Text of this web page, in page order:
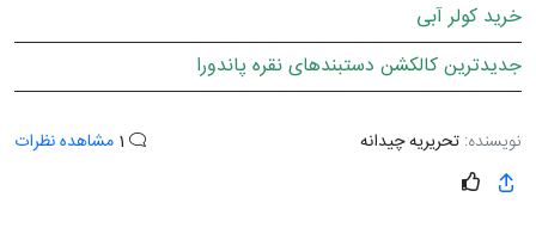
خرید کولر آبی
جدیدترین کالکشن دستبندهای نقره پاندورا
نویسنده: تحریریه چیدانه مشاهده نظرات